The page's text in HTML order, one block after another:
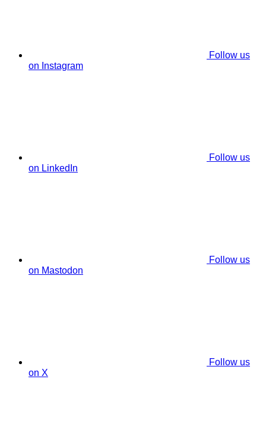
Follow us
on Instagram
Follow us
on LinkedIn
Follow us
on Mastodon
Follow us
on X